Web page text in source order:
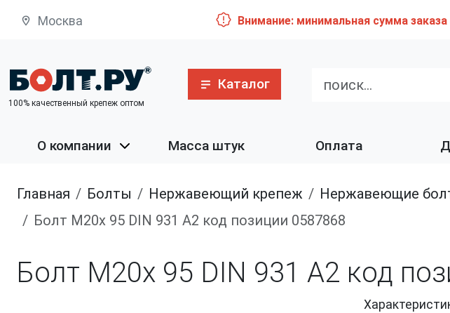
Москва Внимание: минимальная сумма заказа
100% качественный крепеж оптом
Каталог
О компании Масса штук Оплата
Главная болты нержавеющий крепеж нержавеющие
Болт М20х 95 DIN 931 A2 код позиции 0587868
Болт М20х 95 DIN 931 A2 код